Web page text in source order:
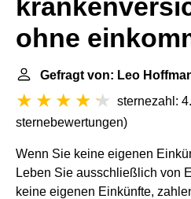
ohne
Gefragt von: Leo
sternezahl:
sternebewertungen)
Wenn Sie keine eigenen
Leben Sie ausschließlich von
keine eigenen Einkünfte,